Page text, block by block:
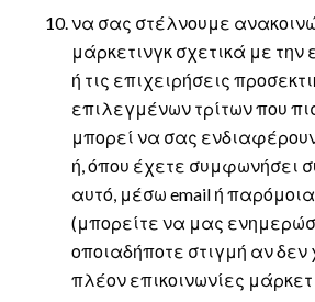
να σας στέλνουμε
μάρκετινγκ σχετικά με την
ή τις επιχειρήσεις
επιλεγμένων τρίτων που
μπορεί να σας
ή, όπου έχετε συμφωνήσει
αυτό, μέσω email ή
(μπορείτε να μας
οποιαδήποτε στιγμή αν δεν
πλέον επικοινωνίες